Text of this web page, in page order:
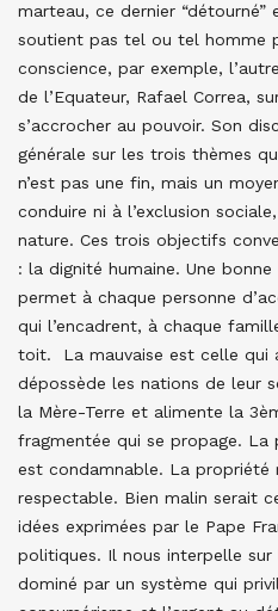
marteau, ce dernier “détourné”
soutient pas tel ou tel homme
conscience, par exemple,
de l’Equateur, Rafael Correa,
s’accrocher au pouvoir. Son
générale sur les trois thèmes
n’est pas une fin, mais un
conduire ni à l’exclusion
nature. Ces trois objectifs
: la dignité humaine. Une
permet à chaque personne
qui l’encadrent, à chaque
toit. La mauvaise est celle qui
dépossède les nations de leur
la Mère-Terre et alimente la
fragmentée qui se propage.
est condamnable. La
respectable. Bien malin serait
idées exprimées par le Pape
politiques. Il nous interpelle
dominé par un système qui